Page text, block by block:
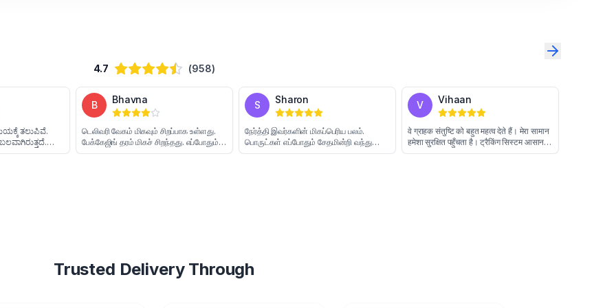
4.7 (958)
ನನ್ನ ಎಲ್ಲಾ ಆರ್ಡರ್‌ಗಳು ಸಮಯಕ್ಕೆ ತಲುಪಿವೆ.
ಪ್ಯಾಕೇಜಿಂಗ್ ಸುರಕ್ಷಿತ ಮತ್ತು ಬಲವಾಗಿರುತ್ತದೆ.
ಟ್ರ್ಯಾಕಿಂಗ್ ಮಾಹಿತಿ ನಿಯಮಿತವಾಗಿ ಸಿಗುತ್ತದೆ.
டெலிவரி வேகம் மிகவும் சிறப்பாக உள்ளது.
பேக்கேஜிங் தரம் மிகச் சிறந்தது. எப்போதும்
நேரத்தில் வந்து சேர்கிறது. சேவை மிகச்
நேர்த்தி இவர்களின் மிகப்பெரிய பலம்.
பொருட்கள் எப்போதும் சேதமின்றி வந்து
சேர்கின்றன. ஊழியர்கள் எப்போதும்
वे ग्राहक संतुष्टि को बहुत महत्व देते हैं।
हमेशा सुरक्षित पहुँचता है। ट्रैकिंग सिस्टम
और सटीक है। मैं इन पर हमेशा भरोसा कर
Trusted Delivery Through